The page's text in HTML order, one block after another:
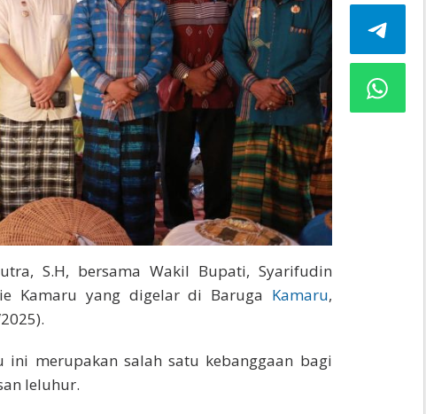
S.H, bersama Wakil Bupati, Syarifudin
Kamaru yang digelar di Baruga Kamaru,
ini merupakan salah satu kebanggaan bagi
leluhur.